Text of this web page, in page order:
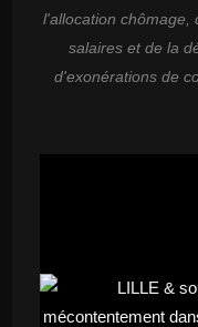
l'allocation chômage,
salaires et de la
d'exonérations de